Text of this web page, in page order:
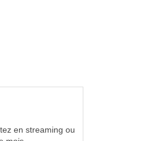
en streaming ou